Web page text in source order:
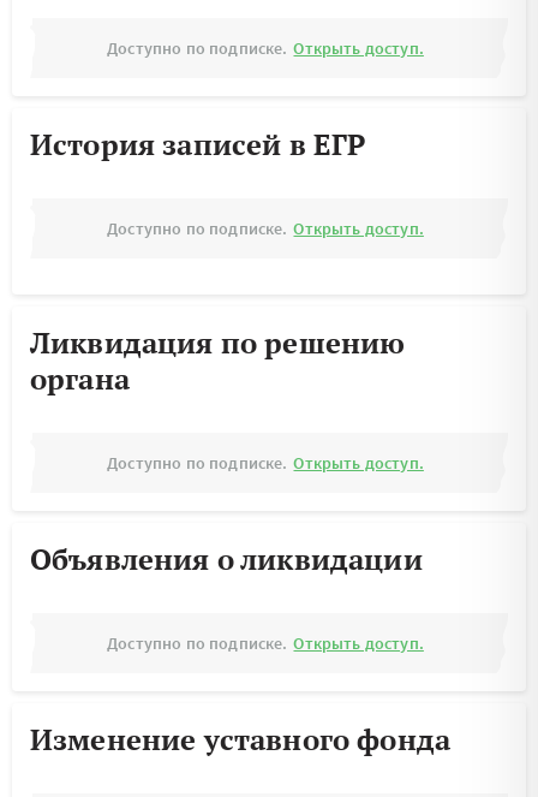
Доступно по подписке. Открыть доступ.
История записей в ЕГР
Доступно по подписке. Открыть доступ.
Ликвидация по решению
органа
Доступно по подписке. Открыть доступ.
Объявления о ликвидации
Доступно по подписке. Открыть доступ.
Изменение уставного фонда